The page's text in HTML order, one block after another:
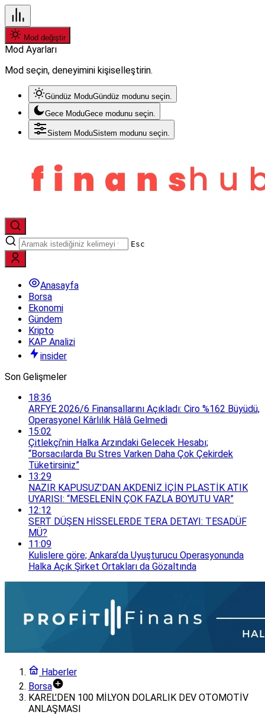
Mod değiştir
Mod Ayarları
Mod seçin, deneyimini kişiselleştirin.
Gündüz ModuGündüz modunu seçin.
Gece ModuGece modunu seçin.
Sistem ModuSistem modunu seçin.
Esc
Anasayfa
Borsa
Ekonomi
Gündem
Kripto
KAP Analizi
insider
Son Gelişmeler
18:36
ARFYE 2026/6 Finansallarını Açıkladı: Ciro %162 Büyüdü,
Operasyonel Kârlılık Hâlâ Gelmedi
15:02
Çitlekçi’nin Halka Arzındaki Gelecek Hesabı;
“Borsacılarda Bu Stres Varken Daha Çok Çekirdek
Tüketirsiniz”
13:29
NAZIR KAPUSUZ’DAN AKDENİZ İÇİN PLASTİK ATIK
UYARISI: “MESELENİN ÇOK FAZLA BOYUTU VAR”
12:12
SERT DÜŞEN HİSSELERDE TERA DETAYI: TESADÜF
MÜ?
11:09
Kulislere göre; Ankara’da Uyuşturucu Operasyonunda
Halka Açık Şirket Ortakları da Gözaltında
Haberler
Borsa
KAREL’DEN 100 MİLYON DOLARLIK DEV OTOMOTİV
ANLAŞMASI